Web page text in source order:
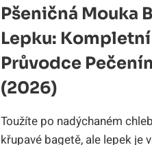
Pšeničná Mouka
Lepku: Kompletní
Průvodce
(2026)
Toužíte po nadýchaném
křupavé bagetě, ale lepek je